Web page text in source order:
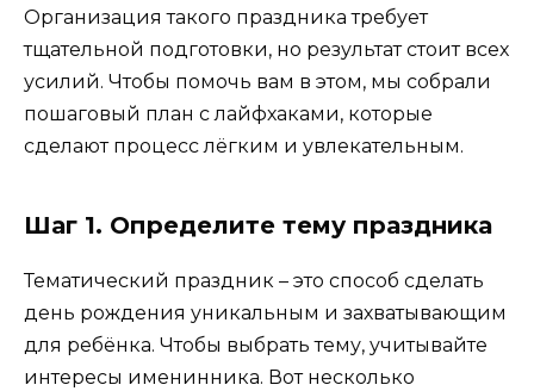
Организация такого праздника требует
тщательной подготовки, но результат стоит всех
усилий. Чтобы помочь вам в этом, мы собрали
пошаговый план с лайфхаками, которые
сделают процесс лёгким и увлекательным.
Шаг 1. Определите тему праздника
Тематический праздник – это способ сделать
день рождения уникальным и захватывающим
для ребёнка. Чтобы выбрать тему, учитывайте
интересы именинника. Вот несколько